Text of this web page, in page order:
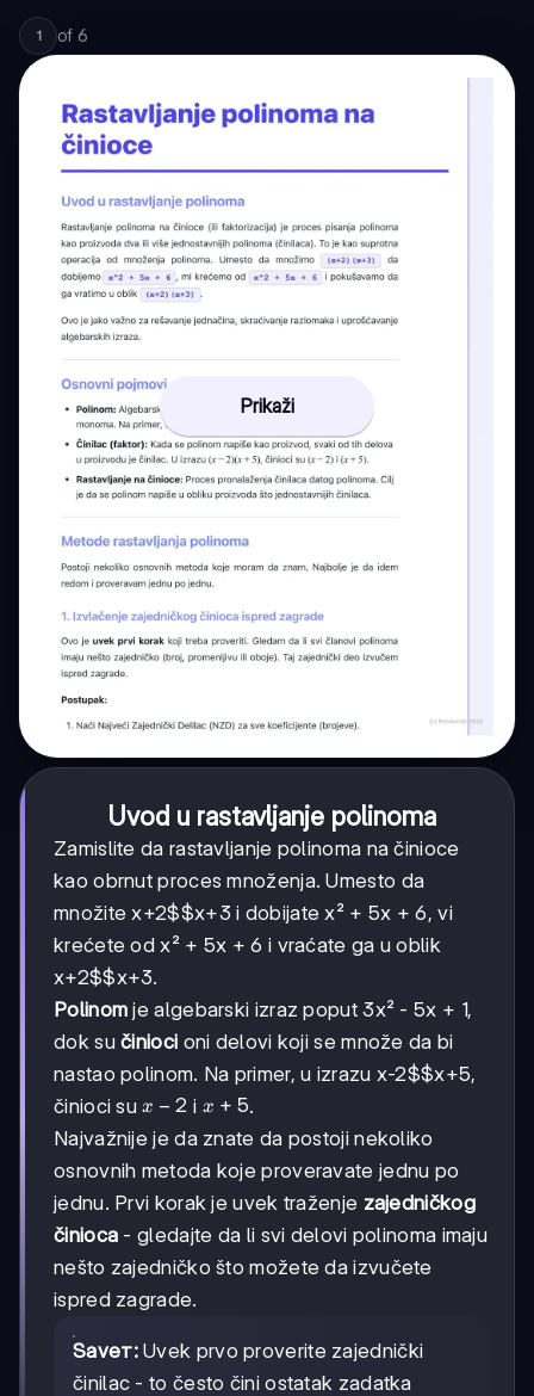
1 of 6
Prikaži
Uvod u rastavljanje polinoma
Zamislite da rastavljanje polinoma na činioce
kao obrnut proces množenja. Umesto da
množitex+2$$x+3 i dobijate x² + 5x + 6, vi
krećete od x² + 5x + 6 i vraćate ga u oblik
x+2$$x+3.
Polinom je algebarski izraz poput 3x² - 5x + 1,
dok sučinioci oni delovi koji se množe da bi
nastao polinom. Na primer, u izrazu x-2$$x+5,
činioci sux
2
x − 2 i x+5
x + 5.
Najvažnije je da znate da postoji nekoliko
osnovnih metoda koje proveravate jednu po
jednu. Prvi korak je uvek traženje zajedničkog
činioca - gledajte da li svi delovi polinoma imaju
nešto zajedničko što možete da izvučete
ispred zagrade.
Savет:Uvek prvo proverite zajednički
činilac - to često čini ostatak zadatka